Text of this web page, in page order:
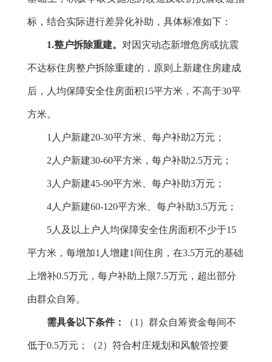
标，结合实际进行差异化补助，具体标准如下：
1.整户拆除重建。 对因灾动态新增危房或抗震
不达标住房整户拆除重建的，原则上新建住房建成
后，人均保障安全住房面积15平方米，不高于30平
方米。
1人户新建20-30平方米、每户补助2万元；
2人户新建30-60平方米，每户补助2.5万元；
3人户新建45-90平方米、每户补助3万元；
4人户新建60-120平方米、每户补助3.5万元；
5人及以上户人均保障安全住房面积不少于15
平方米， 每增加1人增建1间住房，在3.5万元的基础
上增补0.5万元，每户补助上限7.5万元，超出部分
由群众自筹。
需具备以下条件： （1）群众自筹资金每间不
低于0.5万元；（2）符合村庄规划和风貌管控要